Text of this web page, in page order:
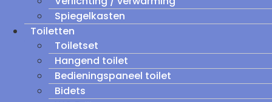
Spiegelkasten
Toiletten
Toiletset
Hangend toilet
Bedieningspaneel toilet
Bidets